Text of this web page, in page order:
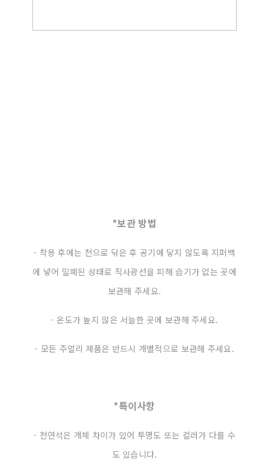
*보관 방법
- 착용 후에는 천으로 닦은 후 공기에 닿지 않도록 지퍼백
에 넣어 밀폐된 상태로 직사광선을 피해 습기가 없는 곳에
보관해 주세요.
- 온도가 높지 않은 서늘한 곳에 보관해 주세요.
- 모든 주얼리 제품은 반드시 개별적으로 보관해 주세요.
*특이사항
- 천연석은 개체 차이가 있어 투명도 또는 컬러가 다를 수
도 있습니다.